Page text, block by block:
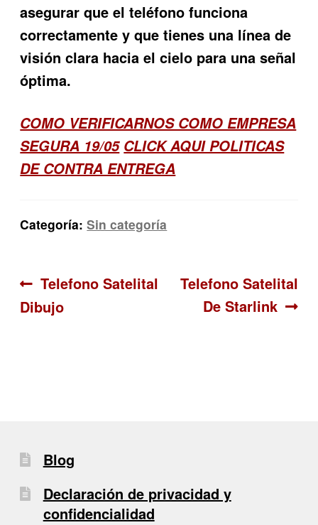
asegurar que el teléfono funciona
correctamente y que tienes una línea de
visión clara hacia el cielo para una señal
óptima.
COMO VERIFICARNOS COMO EMPRESA
SEGURA 19/05 CLICK AQUI POLITICAS
DE CONTRA ENTREGA
Categoría:Sin categoría
Navegación
de
Anterior:
Telefono Satelital
Dibujo
Siguiente:
Telefono Satelital
De Starlink
Blog
Declaración de privacidad y
confidencialidad